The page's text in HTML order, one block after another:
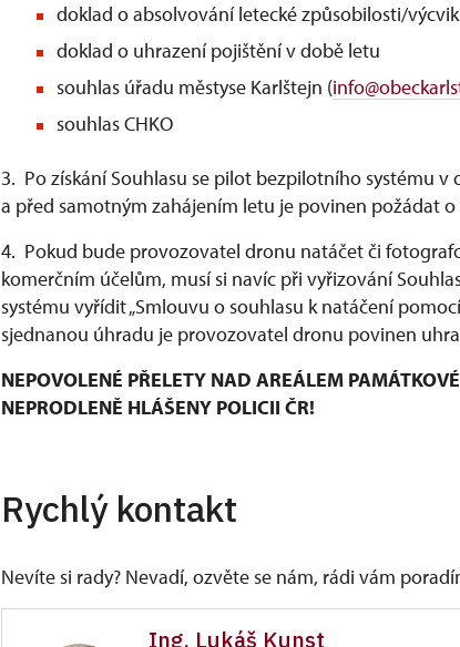
doklad o absolvování letecké způsobilosti/
doklad o uhrazení pojištění v době letu
souhlas úřadu městyse Karlštejn (
souhlas CHKO
3. Po získání Souhlasu se pilot bezpilotního systému
a před samotným zahájením letu je povinen požádat
4. Pokud bude provozovatel dronu natáčet či
komerčním účelům, musí si navíc při vyřizování
systému vyřídit „Smlouvu o souhlasu k natáčení
sjednanou úhradu je provozovatel dronu povinen
NEPOVOLENÉ PŘELETY NAD AREÁLEM
NEPRODLENĚ HLÁŠENY POLICII ČR!
Rychlý kontakt
Nevíte si rady? Nevadí, ozvěte se nám, rádi vám
Ing. Lukáš Kunst